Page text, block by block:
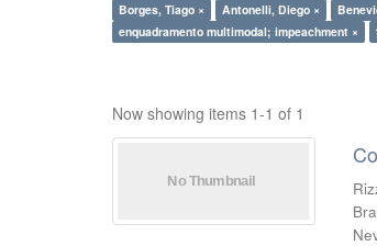
Borges, Tiago × Antonelli, Diego ×
enquadramento multimodal; impeachment ×
Now showing items 1-1 of 1